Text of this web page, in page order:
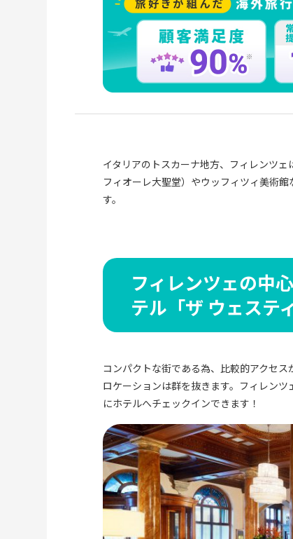
イタリアのトスカーナ地方、フィレンツ
フィオーレ大聖堂）やウッフィツィ美術
す。
フィレンツェの中
テル「ザ ウェステ
コンパクトな街である為、比較的アクセ
ロケーションは群を抜きます。フィレン
にホテルへチェックインできます！